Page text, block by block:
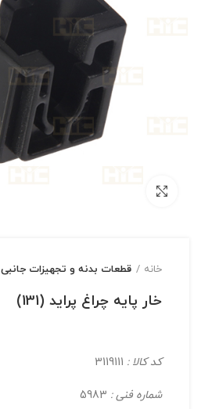
خانه قطعات بدنه و تجهیزات جانبی
خار پایه چراغ پراید (131)
کد کالا :
شماره فنی :